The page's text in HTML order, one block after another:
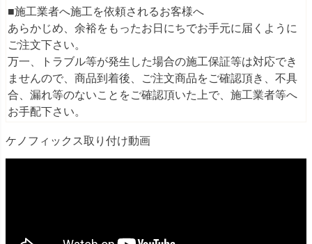
■施工業者へ施工を依頼されるお客様へ
あらかじめ、余裕をもったお日にちでお手元に届くように
ご注文下さい。
万一、トラブル等が発生した場合の施工保証等は対応でき
ませんので、商品到着後、ご注文商品をご確認頂き、不具
合、漏れ等のないことをご確認頂いた上で、施工業者等へ
お手配下さい。
ケノフィックス取り付け動画